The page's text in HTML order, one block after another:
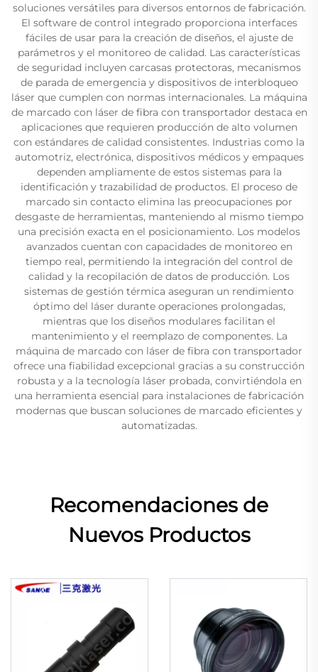
soluciones versátiles para diversos entornos de fabricación.
El software de control integrado proporciona interfaces
fáciles de usar para la creación de diseños, el ajuste de
parámetros y el monitoreo de calidad. Las características
de seguridad incluyen carcasas protectoras, mecanismos
de parada de emergencia y dispositivos de interbloqueo
láser que cumplen con normas internacionales. La máquina
de marcado con láser de fibra con transportador destaca en
aplicaciones que requieren producción de alto volumen
con estándares de calidad consistentes. Industrias como la
automotriz, electrónica, dispositivos médicos y empaques
dependen ampliamente de estos sistemas para la
identificación y trazabilidad de productos. El proceso de
marcado sin contacto elimina las preocupaciones por
desgaste de herramientas, manteniendo al mismo tiempo
una precisión exacta en el posicionamiento. Los modelos
avanzados cuentan con capacidades de monitoreo en
tiempo real, permitiendo la integración del control de
calidad y la recopilación de datos de producción. Los
sistemas de gestión térmica aseguran un rendimiento
óptimo del láser durante operaciones prolongadas,
mientras que los diseños modulares facilitan el
mantenimiento y el reemplazo de componentes. La
máquina de marcado con láser de fibra con transportador
ofrece una fiabilidad excepcional gracias a su construcción
robusta y a la tecnología láser probada, convirtiéndola en
una herramienta esencial para instalaciones de fabricación
modernas que buscan soluciones de marcado eficientes y
automatizadas.
Recomendaciones de
Nuevos Productos